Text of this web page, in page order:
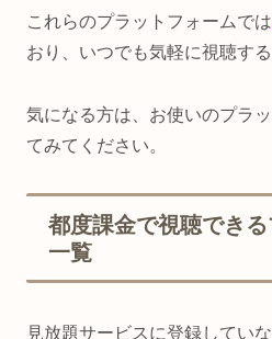
これらのプラットフォームでは
おり、いつでも気軽に視聴す
気になる方は、お使いのプラ
てみてください。
都度課金で視聴でき
一覧
見放題サービスに登録してい